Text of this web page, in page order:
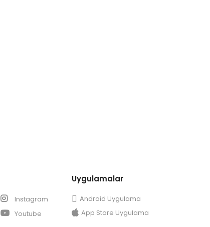
Instagram
Youtube
Uygulamalar
Android Uygulama
App Store Uygulama